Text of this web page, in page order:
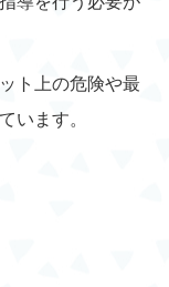
ト上の危険や最
います。